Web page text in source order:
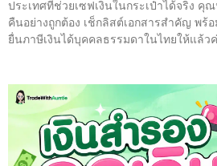
ประเทศที่ช่วยเซฟเงินในกระเป๋าได้จริง
คืนอย่างถูกต้อง เช็กลิสต์เอกสารสำคัญ พร้
ยื่นภาษีเงินได้บุคคลธรรมดาในไทยให้แล้ว